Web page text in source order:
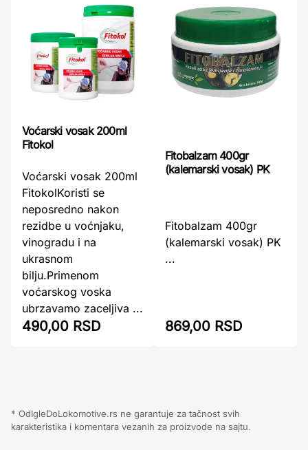
Voćarski vosak 200ml
Fitokol
Voćarski vosak 200ml
FitokolKoristi se
neposredno nakon
rezidbe u voćnjaku,
vinogradu i na
ukrasnom
bilju.Primenom
voćarskog voska
ubrzavamo zaceljiva ...
490,00 RSD
Fitobalzam 400gr
(kalemarski vosak) PK
Fitobalzam 400gr
(kalemarski vosak) PK
...
869,00 RSD
* OdIgleDoLokomotive.rs ne garantuje za tačnost svih
karakteristika i komentara vezanih za proizvode na sajtu.